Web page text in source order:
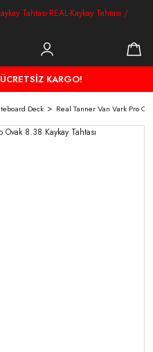
KARGO!
Deck Real Tanner Van Vark Pro